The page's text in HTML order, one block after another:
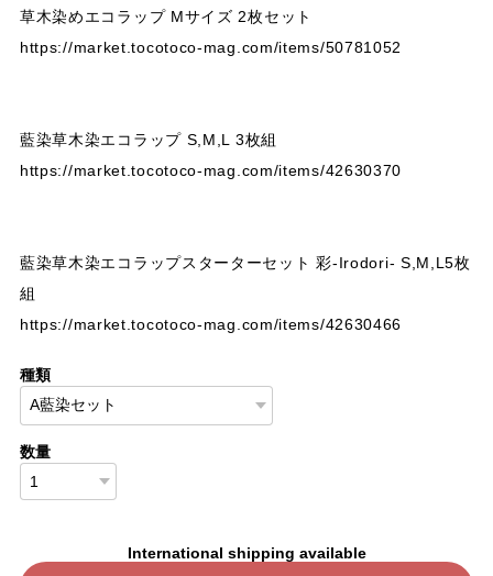
草木染めエコラップ Mサイズ 2枚セット
https://market.tocotoco-mag.com/items/50781052
藍染草木染エコラップ S,M,L 3枚組
https://market.tocotoco-mag.com/items/42630370
藍染草木染エコラップスターターセット 彩-Irodori- S,M,L5枚
組
https://market.tocotoco-mag.com/items/42630466
種類
数量
International shipping available